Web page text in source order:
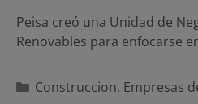
Peisa creó una Unidad de
Renovables para enfocarse
Categorías
Construccion, Empresas